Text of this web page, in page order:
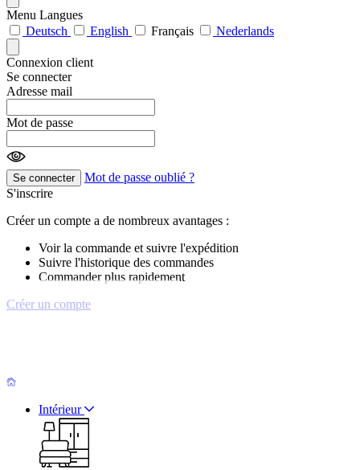
Menu Langues
Deutsch
English Français Nederlands
Connexion client
Se connecter
Adresse mail
Mot de passe
Se connecter
Mot de passe oublié ?
S'inscrire
Créer un compte a de nombreux avantages :
Voir la commande et suivre l'expédition
Suivre l'historique des commandes
Commander plus rapidement
Créer un compte
Intérieur